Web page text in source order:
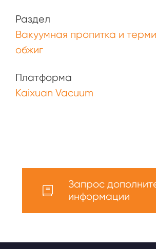
Раздел
Вакуумная пропитка и
обжиг
Платформа
Kaixuan Vacuum
Запрос
информации